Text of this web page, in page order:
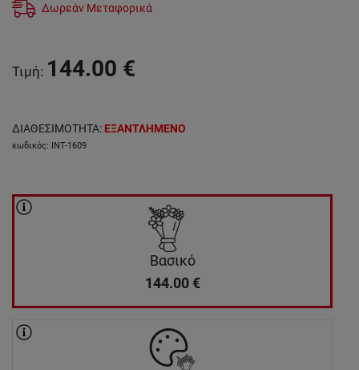
Δωρεάν Μεταφορικά
Τιμή: 144.00 €
ΔΙΑΘΕΣΙΜΟΤΗΤΑ: ΕΞΑΝΤΛΗΜΕΝΟ
κωδικός: INT-1609
Βασικό
144.00 €